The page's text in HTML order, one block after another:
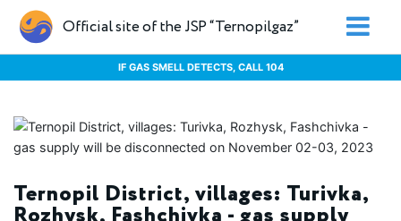
Official site of the JSP “Ternopilgaz”
IF GAS SMELL DETECTS, CALL 104
Ternopil District, villages: Turivka,